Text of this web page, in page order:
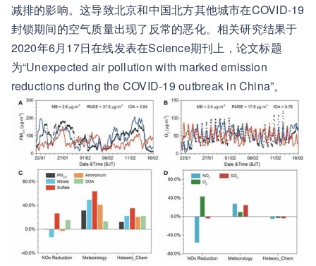
减排的影响。这导致北京和中国北方其他城市在COVID-19
封锁期间的空气质量出现了反常的恶化。相关研究结果于
2020年6月17日在线发表在Science期刊上，论文标题
为“Unexpected air pollution with marked emission
reductions during the COVID-19 outbreak in China”。